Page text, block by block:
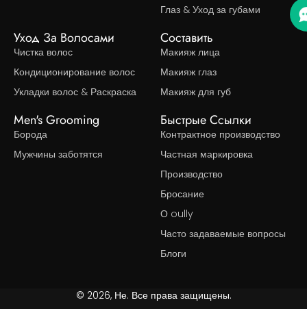
Глаз & Уход за губами
Уход За Волосами
Чистка волос
Кондиционирование волос
Укладки волос & Раскраска
Составить
Макияж лица
Макияж глаз
Макияж для губ
Men's Grooming
Борода
Мужчины заботятся
Быстрые Ссылки
Контрактное производство
Частная маркировка
Производство
Бросание
О oully
Часто задаваемые вопросы
Блоги
© 2026, Не. Все права защищены.